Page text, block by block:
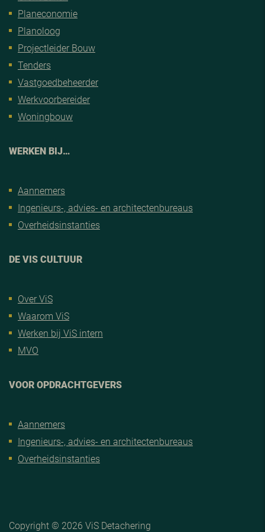
Planeconomie
Planoloog
Projectleider Bouw
Tenders
Vastgoedbeheerder
Werkvoorbereider
Woningbouw
WERKEN BIJ…
Aannemers
Ingenieurs-, advies- en architectenbureaus
Overheidsinstanties
DE VIS CULTUUR
Over ViS
Waarom ViS
Werken bij ViS intern
MVO
VOOR OPDRACHTGEVERS
Aannemers
Ingenieurs-, advies- en architectenbureaus
Overheidsinstanties
Copyright © 2026 ViS Detachering